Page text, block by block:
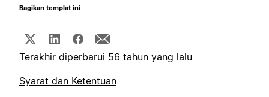
Bagikan templat ini
Terakhir diperbarui 56 tahun yang lalu
Syarat dan Ketentuan